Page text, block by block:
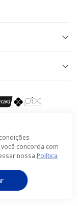
concorda com
nossaPolítica
Termos de Uso